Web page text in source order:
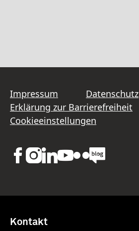
Impressum
Datenschutz
Erklärung zur Barrierefreiheit
Cookieeinstellungen
Kontakt